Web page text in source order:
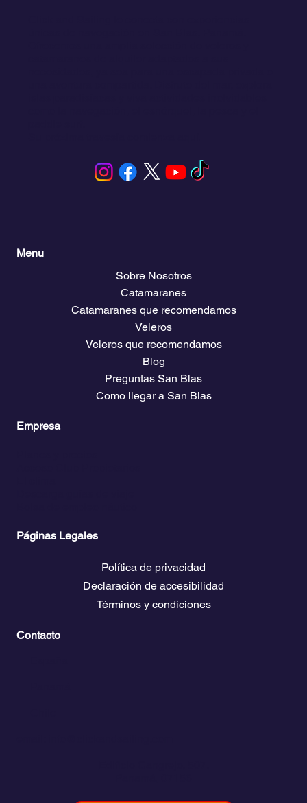
Menu
Sobre Nosotros
Catamaranes
Catamaranes que recomendamos
Veleros
Veleros que recomendamos
Blog
Preguntas San Blas
Como llegar a San Blas
Empresa
Páginas Legales
Política de privacidad
Declaración de accesibilidad
Términos y condiciones
Contacto